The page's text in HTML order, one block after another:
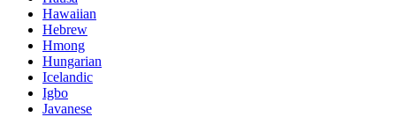
Hawaiian
Hebrew
Hmong
Hungarian
Icelandic
Igbo
Javanese